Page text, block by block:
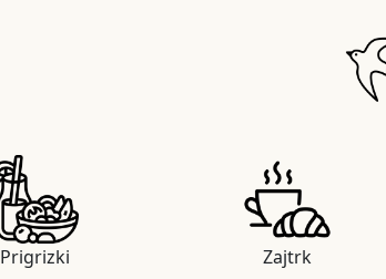
Prigrizki Zajtrk